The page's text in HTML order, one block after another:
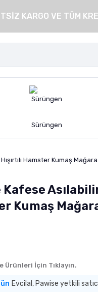
KARGO VE TÜM
Sürüngen
Hamster Kumaş
Asılabilir
Kumaş
Ürünleri İçin Tıklayın.
Evcilal, Pawise yetkili